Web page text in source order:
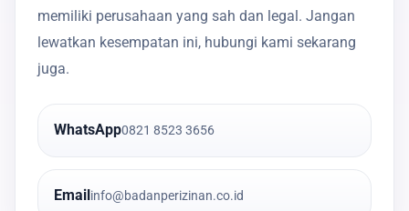
memiliki perusahaan yang sah dan legal. Jangan
lewatkan kesempatan ini, hubungi kami sekarang
juga.
WhatsApp0821 8523 3656
Email info@badanperizinan.co.id